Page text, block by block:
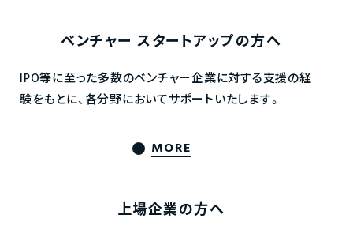
ベンチャー スタートアップの方へ
IPO等に至った多数のベンチャー企業に対する支援の経
験をもとに、各分野においてサポートいたします。
MORE
上場企業の方へ